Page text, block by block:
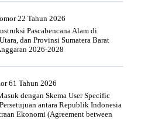
22 Tahun 2026
Pascabencana Alam di
dan Provinsi Sumatera Barat
2026-2028
61 Tahun 2026
dengan Skema User Specific
antara Republik Indonesia
Ekonomi (Agreement between